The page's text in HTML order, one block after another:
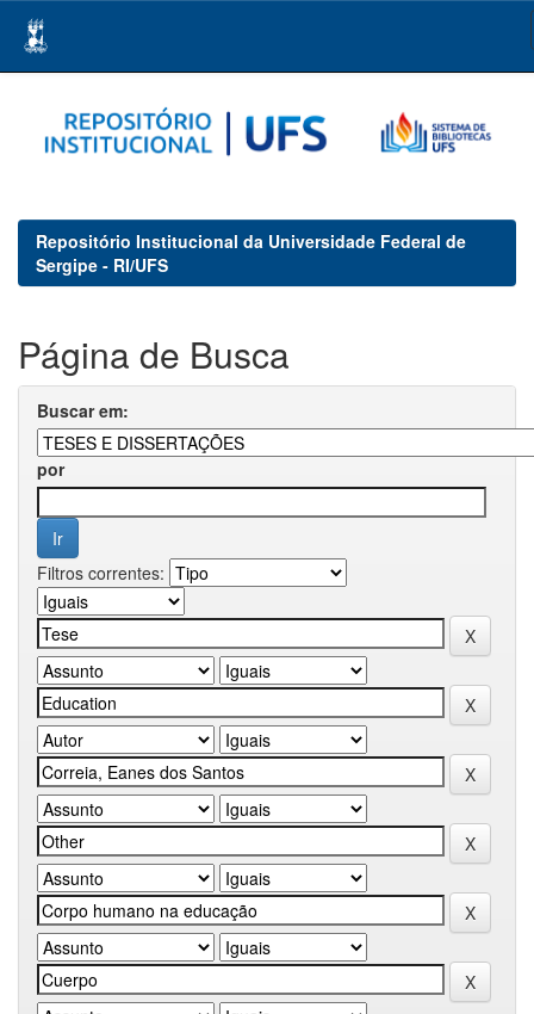
navigation
Repositório Institucional da Universidade Federal de
Sergipe - RI/UFS
Página de Busca
Buscar em:
por
Filtros correntes: